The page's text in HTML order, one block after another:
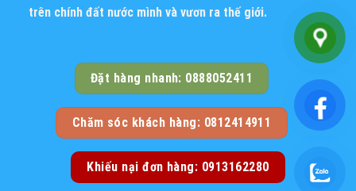
trên chính đất nước mình và vươn ra thế giới.
Đặt hàng nhanh: 0888052411
Chăm sóc khách hàng: 0812414911
Khiếu nại đơn hàng: 0913162280